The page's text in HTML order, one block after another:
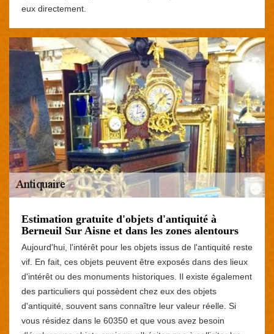
eux directement.
Estimation gratuite d'objets d'antiquité à
Berneuil Sur Aisne et dans les zones alentours
Aujourd'hui, l'intérêt pour les objets issus de l'antiquité reste
vif. En fait, ces objets peuvent être exposés dans des lieux
d'intérêt ou des monuments historiques. Il existe également
des particuliers qui possèdent chez eux des objets
d'antiquité, souvent sans connaître leur valeur réelle. Si
vous résidez dans le 60350 et que vous avez besoin